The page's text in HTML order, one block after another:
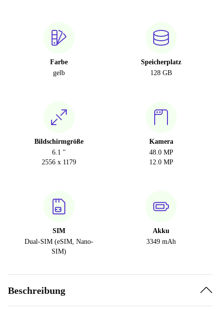
Farbe
gelb
Speicherplatz
128 GB
Bildschirmgröße
6.1 "
2556 x 1179
Kamera
48.0 MP
12.0 MP
SIM
Dual-SIM (eSIM, Nano-
SIM)
Akku
3349 mAh
Beschreibung